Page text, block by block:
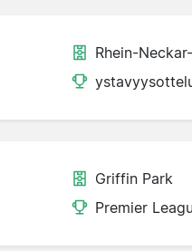
Rhein-
Griffin Park
Premier